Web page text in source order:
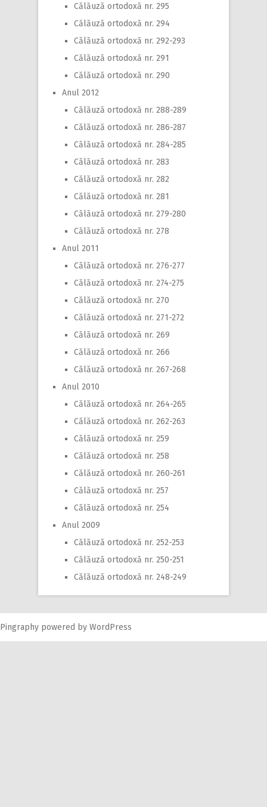
Călăuză ortodoxă nr. 295
Călăuză ortodoxă nr. 294
Călăuză ortodoxă nr. 292-293
Călăuză ortodoxă nr. 291
Călăuză ortodoxă nr. 290
Anul 2012
Călăuză ortodoxă nr. 288-289
Călăuză ortodoxă nr. 286-287
Călăuză ortodoxă nr. 284-285
Călăuză ortodoxă nr. 283
Călăuză ortodoxă nr. 282
Călăuză ortodoxă nr. 281
Călăuză ortodoxă nr. 279-280
Călăuză ortodoxă nr. 278
Anul 2011
Călăuză ortodoxă nr. 276-277
Călăuză ortodoxă nr. 274-275
Călăuză ortodoxă nr. 270
Călăuză ortodoxă nr. 271-272
Călăuză ortodoxă nr. 269
Călăuză ortodoxă nr. 266
Călăuză ortodoxă nr. 267-268
Anul 2010
Călăuză ortodoxă nr. 264-265
Călăuză ortodoxă nr. 262-263
Călăuză ortodoxă nr. 259
Călăuză ortodoxă nr. 258
Călăuză ortodoxă nr. 260-261
Călăuză ortodoxă nr. 257
Călăuză ortodoxă nr. 254
Anul 2009
Călăuză ortodoxă nr. 252-253
Călăuză ortodoxă nr. 250-251
Călăuză ortodoxă nr. 248-249
Pingraphy powered by WordPress